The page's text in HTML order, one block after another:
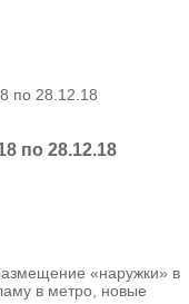
по 28.12.18
по 28.12.18
«наружки» в
в метро, новые